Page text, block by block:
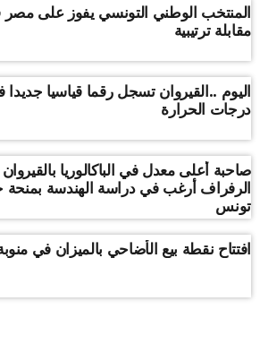
المنتخب الوطني التونسي يفوز على
مقابلة ترتيبية
اليوم ..القيروان تسجل رقما قياسيا جديدا
درجات الحرارة
صاحبة أعلى معدل في الباكالوريا
الرفراف أرغب في دراسة الهندسة بمنحة
تونس
افتتاح نقطة بيع الأضاحي بالميزان في